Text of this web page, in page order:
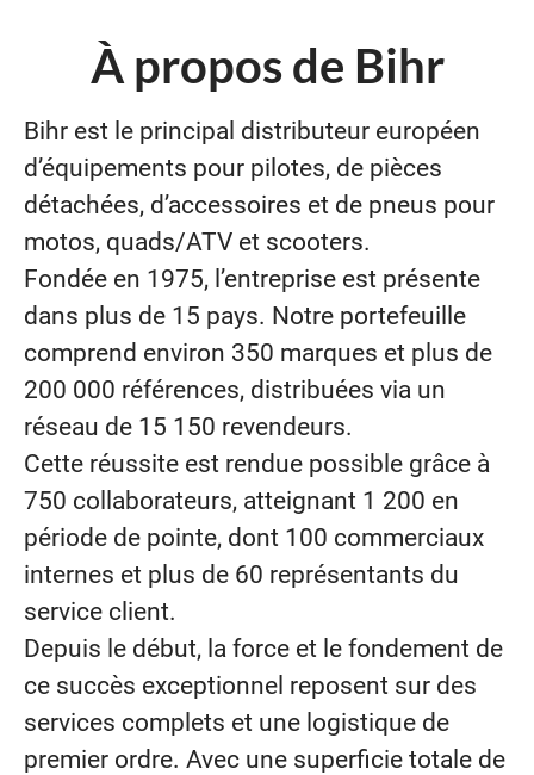
À propos de Bihr
Bihr est le principal distributeur européen
d’équipements pour pilotes, de pièces
détachées, d’accessoires et de pneus pour
motos, quads/ATV et scooters.
Fondée en 1975, l’entreprise est présente
dans plus de 15 pays. Notre portefeuille
comprend environ 350 marques et plus de
200 000 références, distribuées via un
réseau de 15 150 revendeurs.
Cette réussite est rendue possible grâce à
750 collaborateurs, atteignant 1 200 en
période de pointe, dont 100 commerciaux
internes et plus de 60 représentants du
service client.
Depuis le début, la force et le fondement de
ce succès exceptionnel reposent sur des
services complets et une logistique de
premier ordre. Avec une superficie totale de